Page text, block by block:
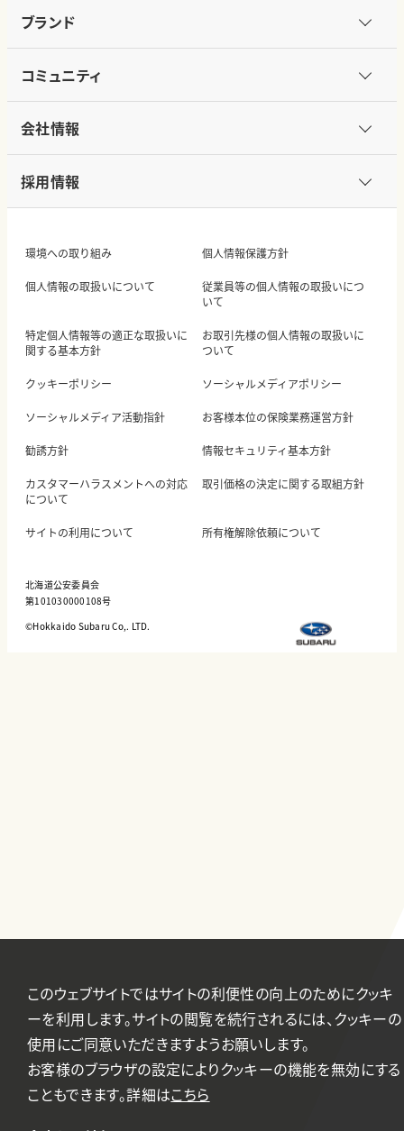
ブランド
コミュニティ
会社情報
採用情報
環境への取り組み 個人情報保護方針
個人情報の取扱いについて
従業員等の個人情報の取扱いにつ
いて
特定個人情報等の適正な取扱いに
関する基本方針
お取引先様の個人情報の取扱いに
ついて
クッキーポリシー ソーシャルメディアポリシー
ソーシャルメディア活動指針 お客様本位の保険業務運営方針
勧誘方針 情報セキュリティ基本方針
カスタマーハラスメントへの対応
について
取引価格の決定に関する取組方針
サイトの利用について 所有権解除依頼について
北海道公安委員会
第101030000108号
©︎Hokkaido Subaru Co,. LTD.
このウェブサイトではサイトの利便性の向上のためにクッキ
ーを利用します。サイトの閲覧を続行されるには、クッキーの
使用にご同意いただきますようお願いします。
お客様のブラウザの設定によりクッキーの機能を無効にする
こともできます。詳細はこちら